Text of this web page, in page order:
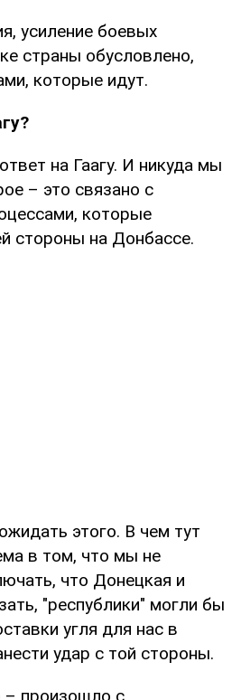
усиление боевых
страны обусловлено,
которые идут.
на Гаагу. И никуда мы
– это связано с
которые
стороны на Донбассе.
этого. В чем тут
в том, что мы не
что Донецкая и
"республики" могли бы
угля для нас в
удар с той стороны.
– произошло с